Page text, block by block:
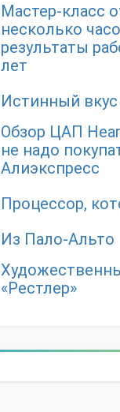
Мастер-класс
несколько
результаты
лет
Истинный
Обзор ЦАП
не надо
Алиэкспресс
Процессор,
Из Пало-Альто
«Рестлер»